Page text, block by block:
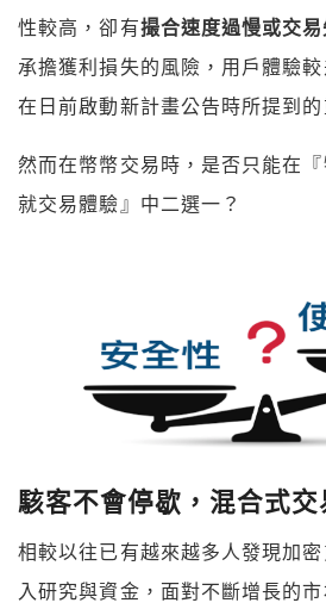
性較高，卻有撮合速度過慢或交
承擔獲利損失的風險，用戶體驗
在日前啟動新計畫公告時所提到的
然而在幣幣交易時，是否只能在
就交易體驗』中二選一？
駭客不會停歇，混合式
相較以往已有越來越多人發現加
入研究與資金，面對不斷增長的